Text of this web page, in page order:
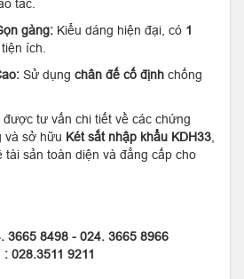
tác.
gàng: Kiểu dáng hiện đại, có 1
tiện ích.
Sử dụng chân đế cố định chống
tư vấn chi tiết về các chứng
và sở hữu Két sắt nhập khẩu KDH33
tài sản toàn diện và đẳng cấp cho
3665 8498 - 024. 3665 8966
: 028.3511 9211